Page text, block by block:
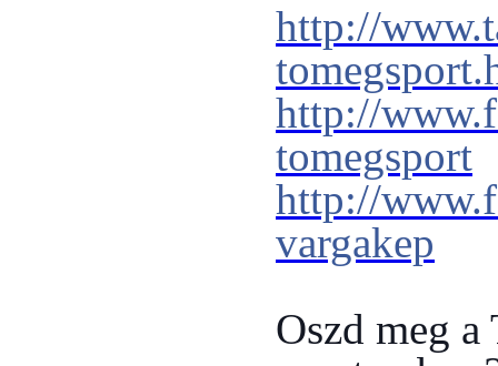
http://
http://
tomegsport
http://
vargakep
Oszd meg